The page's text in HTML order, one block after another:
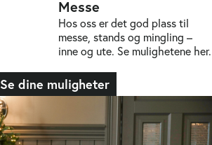
Messe
Hos oss er det god plass til
messe, stands og mingling –
inne og ute. Se mulighetene her.
Se dine muligheter